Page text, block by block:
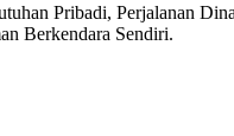
Pribadi, Perjalanan
Berkendara Sendiri.